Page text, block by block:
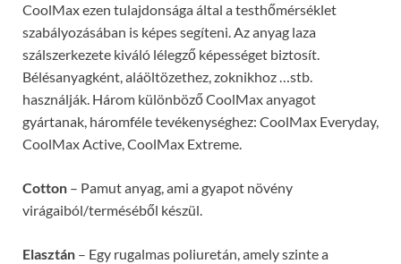
CoolMax ezen tulajdonsága által a testhőmérséklet
szabályozásában is képes segíteni. Az anyag laza
szálszerkezete kiváló lélegző képességet biztosít.
Bélésanyagként, aláöltözethez, zoknikhoz …stb.
használják. Három különböző CoolMax anyagot
gyártanak, háromféle tevékenységhez: CoolMax Everyday,
CoolMax Active, CoolMax Extreme.
Cotton – Pamut anyag, ami a gyapot növény
virágaiból/terméséből készül.
Elasztán – Egy rugalmas poliuretán, amely szinte a